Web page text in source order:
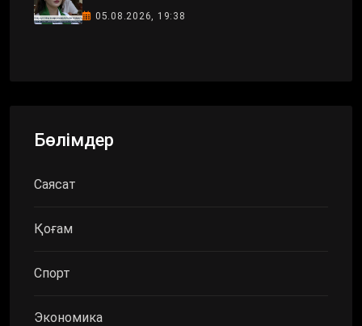
05.08.2026, 19:38
Бөлімдер
Саясат
Қоғам
Спорт
Экономика